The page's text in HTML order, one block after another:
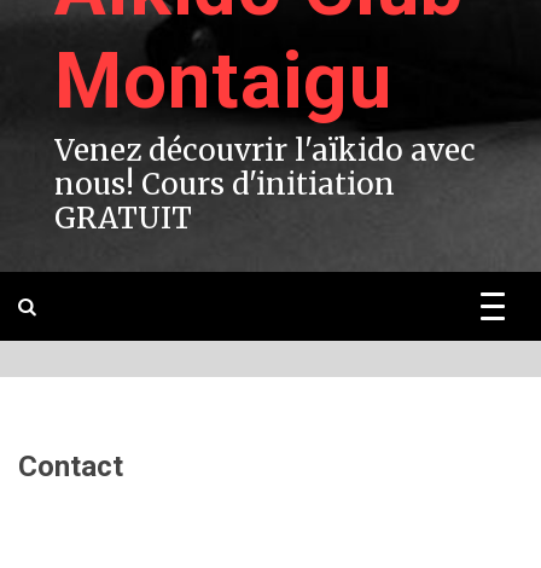
Montaigu
Venez découvrir l'aïkido avec
nous! Cours d'initiation
GRATUIT
Contact